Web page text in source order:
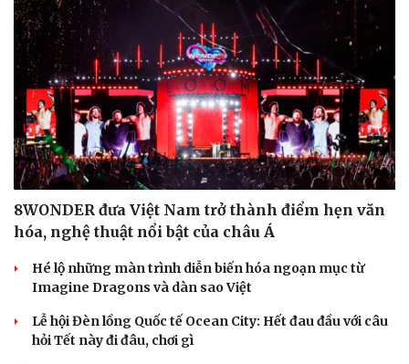
8WONDER đưa Việt Nam trở thành điểm hẹn văn
hóa, nghệ thuật nổi bật của châu Á
Hé lộ những màn trình diễn biến hóa ngoạn mục từ
Imagine Dragons và dàn sao Việt
Lễ hội Đèn lồng Quốc tế Ocean City: Hết đau đầu với câu
hỏi Tết này đi đâu, chơi gì